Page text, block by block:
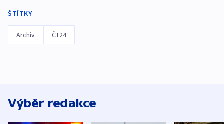
ŠTÍTKY
Archiv ČT24
Výběr redakce